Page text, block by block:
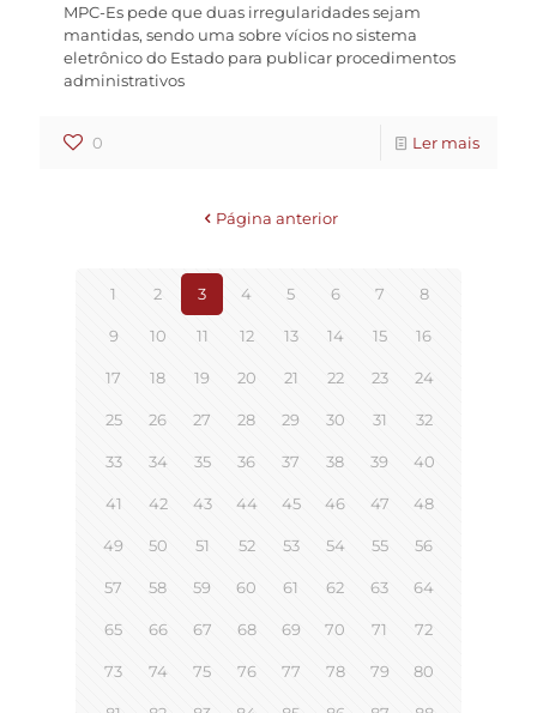
MPC-Es pede que duas irregularidades sejam
mantidas, sendo uma sobre vícios no sistema
eletrônico do Estado para publicar procedimentos
administrativos
0 Ler mais
Página anterior
1 2 3 4 5 6 7 8
9 10 11 12 13 14 15 16
17 18 19 20 21 22 23 24
25 26 27 28 29 30 31 32
33 34 35 36 37 38 39 40
41 42 43 44 45 46 47 48
49 50 51 52 53 54 55 56
57 58 59 60 61 62 63 64
65 66 67 68 69 70 71 72
73 74 75 76 77 78 79 80